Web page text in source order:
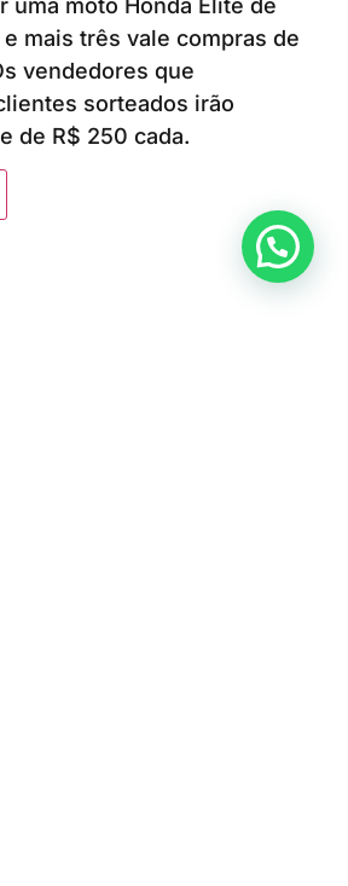
mais três vale compras de
vendedores que
sorteados irão
de R$ 250 cada.